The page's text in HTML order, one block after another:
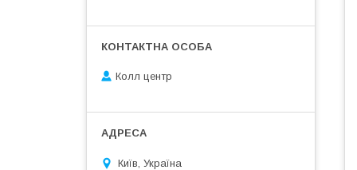
Колл центр
Київ, Україна